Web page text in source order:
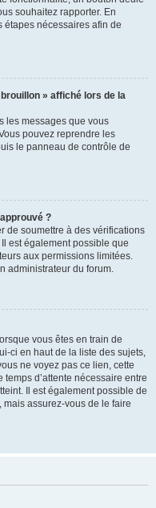
souhaitez rapporter. En
étapes nécessaires afin de
» affiché lors de la
les messages que vous
pouvez reprendre les
le panneau de contrôle de
?
de soumettre à des vérifications
est également possible que
aux permissions limitées.
administrateur du forum.
vous êtes en train de
ci en haut de la liste des sujets,
ne voyez pas ce lien, cette
d’attente nécessaire entre
Il est également possible de
assurez-vous de le faire